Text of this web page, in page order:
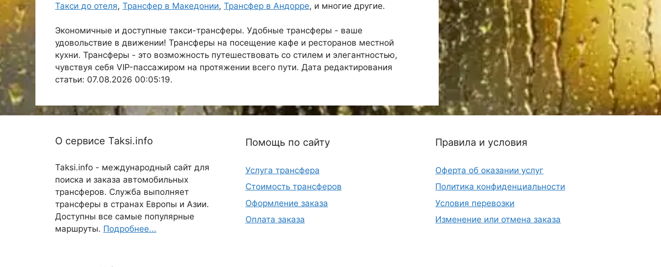
Такси до отеля, Трансфер в Македонии, Трансфер в Андорре, и многие другие.
Экономичные и доступные такси-трансферы. Удобные трансферы - ваше
удовольствие в движении! Трансферы на посещение кафе и ресторанов местной
кухни. Трансферы - это возможность путешествовать со стилем и элегантностью,
чувствуя себя VIP-пассажиром на протяжении всего пути. Дата редактирования
статьи: 07.08.2026 00:05:19.
О сервисе Taksi.info
Taksi.info - международный сайт для
поиска и заказа автомобильных
трансферов. Служба выполняет
трансферы в странах Европы и Азии.
Доступны все самые популярные
маршруты. Подробнее...
Помощь по сайту
Услуга трансфера
Стоимость трансферов
Оформление заказа
Оплата заказа
Правила и условия
Оферта об оказании услуг
Политика конфиденциальности
Условия перевозки
Изменение или отмена заказа